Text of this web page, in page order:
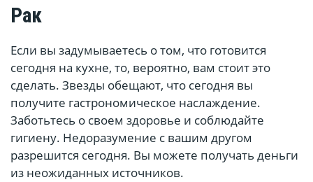
Рак
Если вы задумываетесь о том, что готовится
сегодня на кухне, то, вероятно, вам стоит это
сделать. Звезды обещают, что сегодня вы
получите гастрономическое наслаждение.
Заботьтесь о своем здоровье и соблюдайте
гигиену. Недоразумение с вашим другом
разрешится сегодня. Вы можете получать деньги
из неожиданных источников.